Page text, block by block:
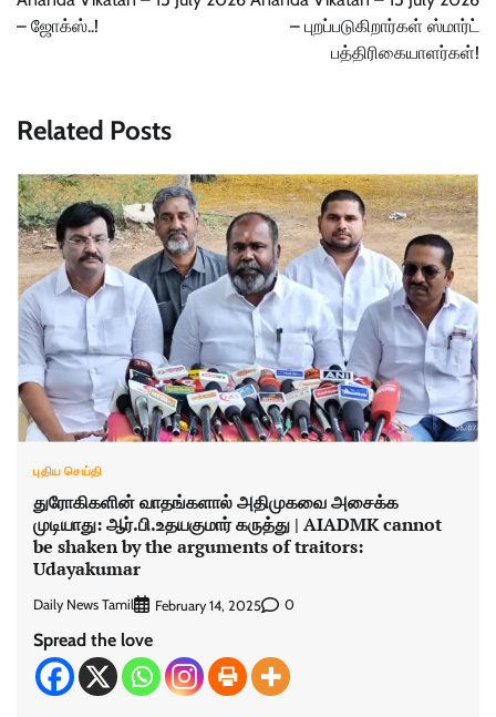
– ஜோக்ஸ்..!
– புறப்படுகிறார்கள் ஸ்மார்ட்
பத்திரிகையாளர்கள்!
Related Posts
புதிய செய்தி
துரோகிகளின் வாதங்களால் அதிமுகவை அசைக்க
முடியாது: ஆர்.பி.உதயகுமார் கருத்து | AIADMK cannot
be shaken by the arguments of traitors:
Udayakumar
Daily News Tamil February 14, 2025 0
Spread the love